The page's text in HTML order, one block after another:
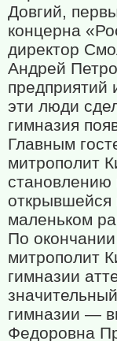
Довгий,
концерна
директор
Андрей
предприятий
эти люди
гимназия
Главным
митрополит
становлению
открывшейся
маленьком
По
митрополит
гимназии
гимназии —
Федоровна